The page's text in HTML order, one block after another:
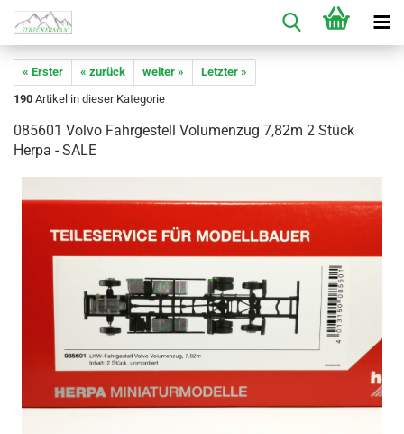
« Erster « zurück weiter »
Letzter »
190 Artikel in dieser Kategorie
085601 Volvo Fahrgestell Volumenzug 7,82m 2 Stück
Herpa - SALE